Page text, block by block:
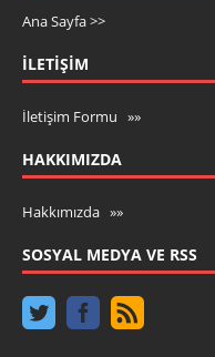
Ana Sayfa >>
İLETIŞIM
İletişim Formu »»
HAKKIMIZDA
Hakkımızda »»
SOSYAL MEDYA VE RSS